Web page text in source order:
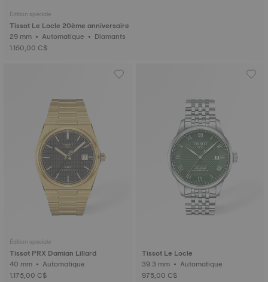
Édition spéciale
Tissot Le Locle 20ème anniversaire
29 mm • Automatique • Diamants
1.150,00 C$
Édition spéciale
Tissot PRX Damian Lillard
40 mm • Automatique
1.175,00 C$
Tissot Le Locle
39.3 mm • Automatique
975,00 C$